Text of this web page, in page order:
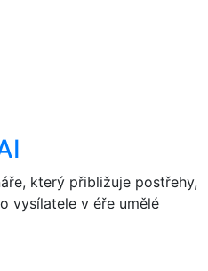
který přibližuje postřehy,
vysílatele v éře umělé